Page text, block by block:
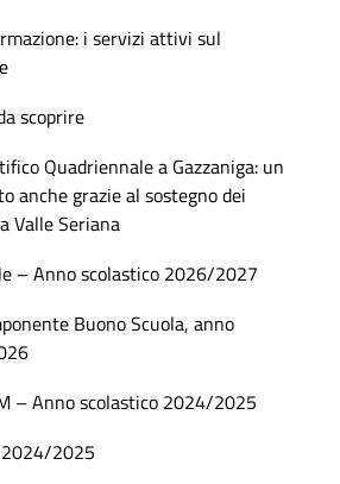
i servizi attivi sul
scoprire
Quadriennale a Gazzaniga: un
anche grazie al sostegno dei
Valle Seriana
– Anno scolastico 2026/2027
Buono Scuola, anno
– Anno scolastico 2024/2025
2024/2025